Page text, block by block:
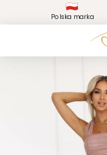
Polska marka